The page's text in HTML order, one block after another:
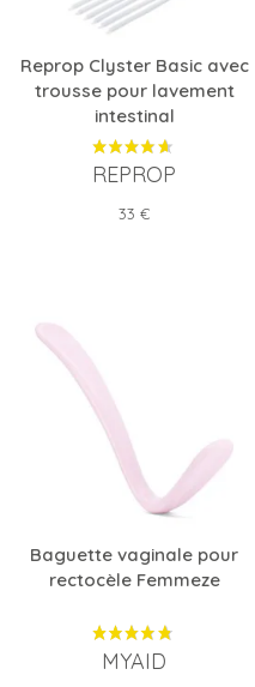
Reprop Clyster Basic avec
trousse pour lavement
intestinal
REPROP
Prix
33 €
Baguette vaginale pour
rectocèle Femmeze
MYAID